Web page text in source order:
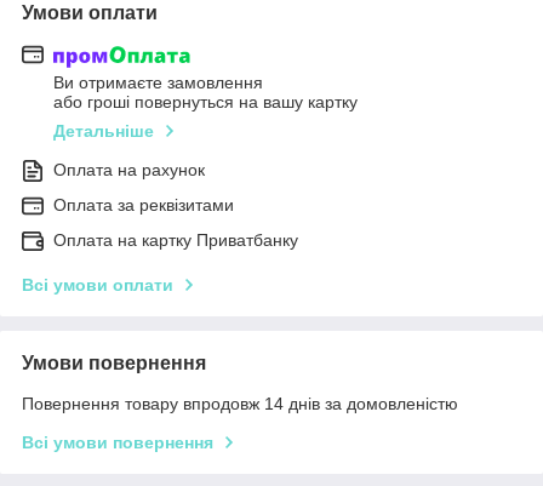
Умови оплати
Ви отримаєте замовлення
або гроші повернуться на вашу картку
Детальніше
Оплата на рахунок
Оплата за реквізитами
Оплата на картку Приватбанку
Всі умови оплати
Умови повернення
Повернення товару впродовж 14 днів за домовленістю
Всі умови повернення